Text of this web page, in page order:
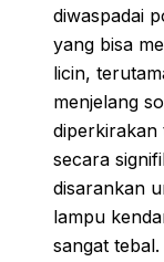
diwaspadai
yang bisa
licin,
menjelang
diperkirakan
secara
disarankan
lampu
sangat tebal.